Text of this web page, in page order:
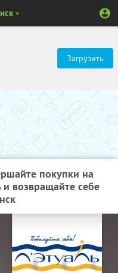
Загрузить
покупки на
возвращайте себе